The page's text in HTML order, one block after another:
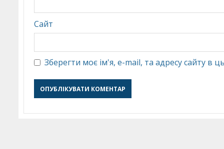
Сайт
Зберегти моє ім'я, e-mail, та адресу сайту в